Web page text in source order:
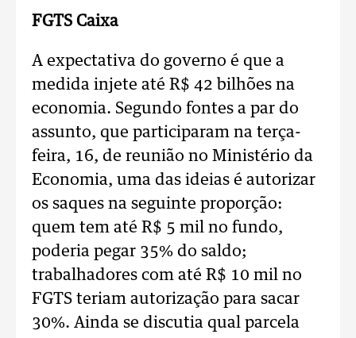
FGTS Caixa
A expectativa do governo é que a
medida injete até R$ 42 bilhões na
economia. Segundo fontes a par do
assunto, que participaram na terça-
feira, 16, de reunião no Ministério da
Economia, uma das ideias é autorizar
os saques na seguinte proporção:
quem tem até R$ 5 mil no fundo,
poderia pegar 35% do saldo;
trabalhadores com até R$ 10 mil no
FGTS teriam autorização para sacar
30%. Ainda se discutia qual parcela